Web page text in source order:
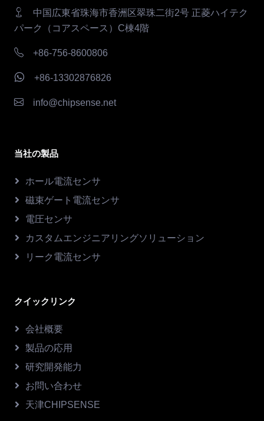
中国広東省珠海市香洲区翠珠二街2号 正菱ハイテク
パーク（コアスペース）C棟4階
+86-756-8600806
+86-13302876826
info@chipsense.net
当社の製品
ホール電流センサ
磁束ゲート電流センサ
電圧センサ
カスタムエンジニアリングソリューション
リーク電流センサ
クイックリンク
会社概要
製品の応用
研究開発能力
お問い合わせ
天津CHIPSENSE